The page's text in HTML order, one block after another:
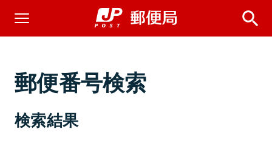
郵便番号検索
検索結果